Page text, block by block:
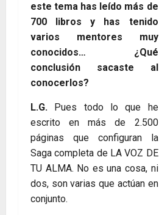
este tema has leído más de
700 libros y has tenido
varios mentores muy
conocidos… ¿Qué
conclusión sacaste al
conocerlos?
L.G.
Pues todo lo que he
escrito en más de 2.500
páginas que configuran la
Saga completa de LA VOZ DE
TU ALMA. No es una cosa, ni
dos, son varias que actúan en
conjunto.